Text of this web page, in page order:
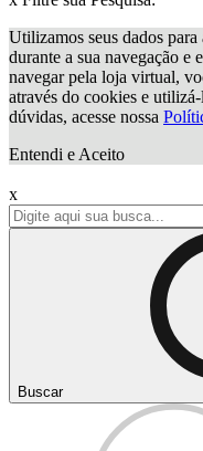
Utilizamos seus dados
durante a sua navegação e
navegar pela loja virtual,
através do cookies e
dúvidas, acesse nossa
Entendi e Aceito
x
Buscar